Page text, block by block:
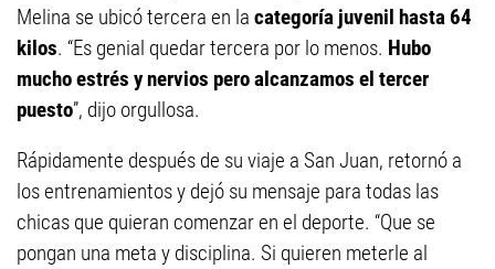
Melina se ubicó tercera en la categoría juvenil hasta 64
kilos. “Es genial quedar tercera por lo menos. Hubo
mucho estrés y nervios pero alcanzamos el tercer
puesto”, dijo orgullosa.
Rápidamente después de su viaje a San Juan, retornó a
los entrenamientos y dejó su mensaje para todas las
chicas que quieran comenzar en el deporte. “Que se
pongan una meta y disciplina. Si quieren meterle al